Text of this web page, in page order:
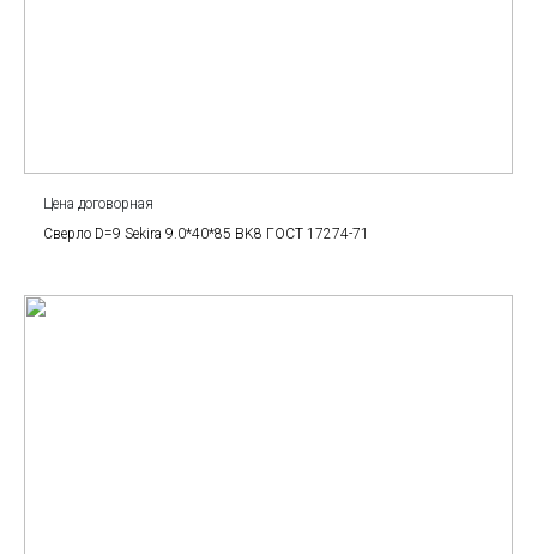
Цена договорная
Сверло D=9 Sekira 9.0*40*85 BK8 ГОСТ 17274-71